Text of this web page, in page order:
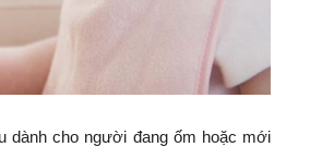
dành cho người đang ốm hoặc mới